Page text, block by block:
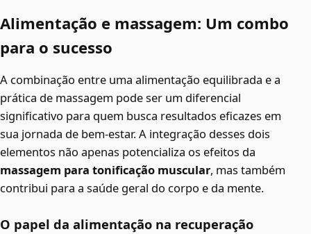
Alimentação e massagem: Um combo
para o sucesso
A combinação entre uma alimentação equilibrada e a
prática de massagem pode ser um diferencial
significativo para quem busca resultados eficazes em
sua jornada de bem-estar. A integração desses dois
elementos não apenas potencializa os efeitos da
massagem para tonificação muscular, mas também
contribui para a saúde geral do corpo e da mente.
O papel da alimentação na recuperação